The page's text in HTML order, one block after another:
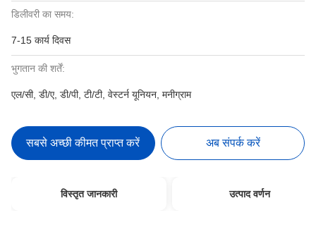
डिलीवरी का समय:
7-15 कार्य दिवस
भुगतान की शर्तें:
एल/सी, डी/ए, डी/पी, टी/टी, वेस्टर्न यूनियन, मनीग्राम
सबसे अच्छी कीमत प्राप्त करें अब संपर्क करें
विस्तृत जानकारी उत्पाद वर्णन